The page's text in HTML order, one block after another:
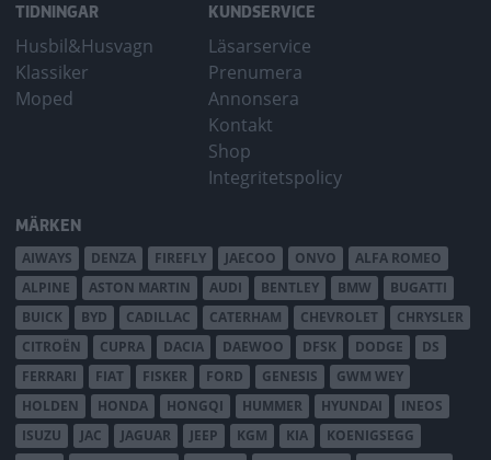
TIDNINGAR
Husbil&Husvagn
Klassiker
Moped
KUNDSERVICE
Läsarservice
Prenumera
Annonsera
Kontakt
Shop
Integritetspolicy
MÄRKEN
AIWAYS DENZA FIREFLY JAECOO ONVO
ALFA ROMEO
ALPINE
ASTON MARTIN AUDI BENTLEY BMW
BUGATTI
BUICK
BYD CADILLAC CATERHAM CHEVROLET
CHRYSLER
CITROËN
CUPRA DACIA DAEWOO DFSK DODGE
DS
FERRARI
FIAT FISKER FORD GENESIS
GWM WEY
HOLDEN
HONDA HONGQI HUMMER HYUNDAI
INEOS
ISUZU
JAC JAGUAR JEEP KGM KIA
KOENIGSEGG